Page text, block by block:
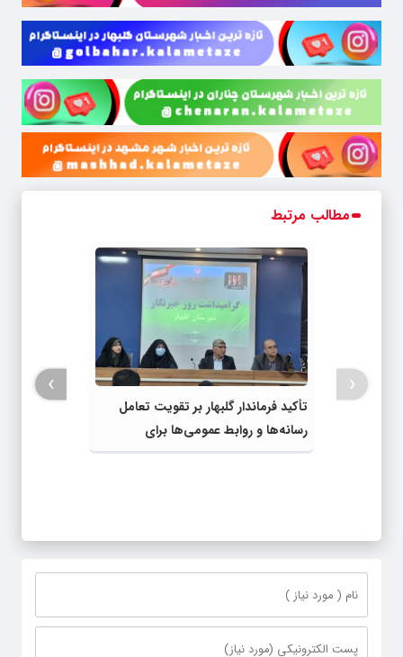
مطالب مرتبط
تأکید فرماندار گلبهار بر تقویت تعامل
رسانه‌ها و روابط عمومی‌ها برای
اطلاع‌رسانی شفاف
‹
›